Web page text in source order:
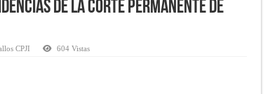
de la Corte Permanente de
CPJI 604 Vistas